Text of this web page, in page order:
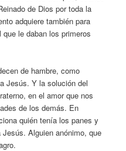
de Dios por toda la
adquiere también para
le daban los primeros
de hambre, como
Jesús. Y la solución del
en el amor que nos
de los demás. En
quién tenía los panes y
Alguien anónimo, que